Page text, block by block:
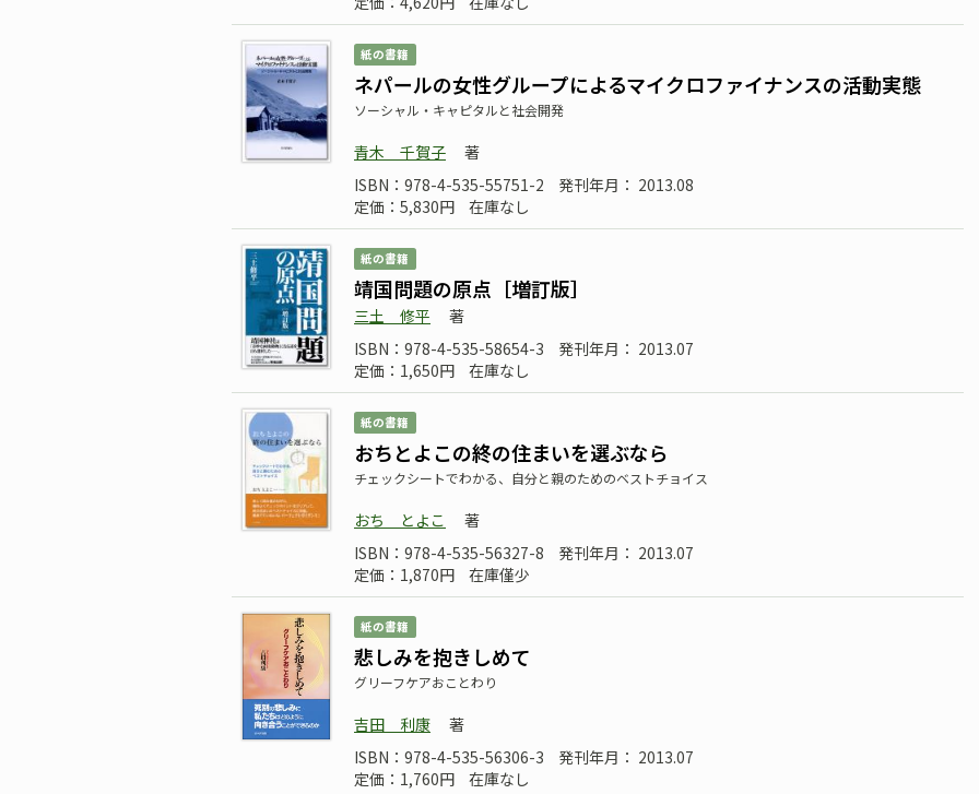
紙の書籍
ネパールの女性グループによるマイクロファイナンスの活動実態
ソーシャル・キャピタルと社会開発
青木 千賀子
著
ISBN：978-4-535-55751-2
発刊年月： 2013.08
定価：5,830円
在庫なし
紙の書籍
靖国問題の原点［増訂版］
三土 修平
著
ISBN：978-4-535-58654-3
発刊年月： 2013.07
定価：1,650円
在庫なし
紙の書籍
おちとよこの終の住まいを選ぶなら
チェックシートでわかる、自分と親のためのベストチョイス
おち とよこ
著
ISBN：978-4-535-56327-8
発刊年月： 2013.07
定価：1,870円
在庫僅少
紙の書籍
悲しみを抱きしめて
グリーフケアおことわり
吉田 利康
著
ISBN：978-4-535-56306-3
発刊年月： 2013.07
定価：1,760円
在庫なし